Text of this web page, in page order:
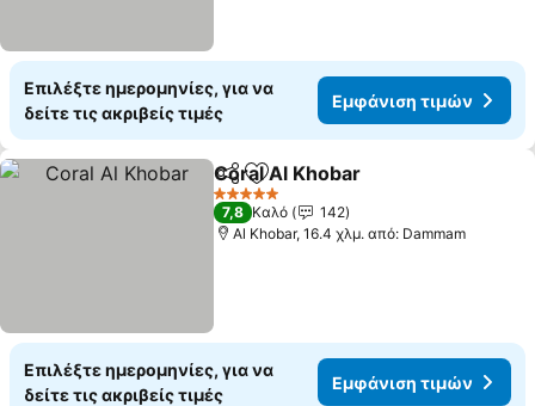
Επιλέξτε ημερομηνίες, για να
δείτε τις ακριβείς τιμές
Εμφάνιση τιμών
Κοινοποίηση
Προσθήκη στα αγαπημένα
Coral Al Khobar
5 Αστέρια
7,8 Καλό
142
Al Khobar, 16.4 χλμ. από: Dammam
Επιλέξτε ημερομηνίες, για να
δείτε τις ακριβείς τιμές
Εμφάνιση τιμών